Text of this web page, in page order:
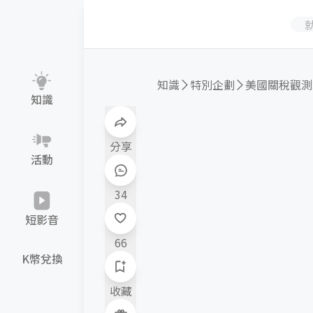
知識
活動
短影音
K幣兌換
分享
34
66
收藏
知識 特別企劃 美國關稅觀